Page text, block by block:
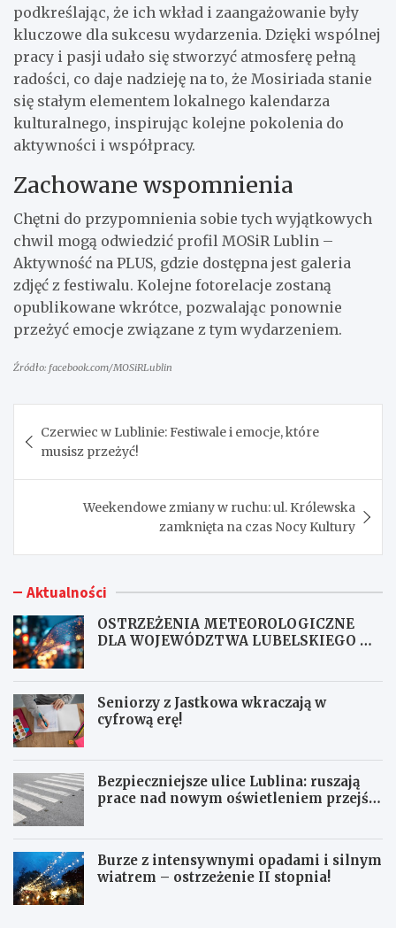
podkreślając, że ich wkład i zaangażowanie były
kluczowe dla sukcesu wydarzenia. Dzięki wspólnej
pracy i pasji udało się stworzyć atmosferę pełną
radości, co daje nadzieję na to, że Mosiriada stanie
się stałym elementem lokalnego kalendarza
kulturalnego, inspirując kolejne pokolenia do
aktywności i współpracy.
Zachowane wspomnienia
Chętni do przypomnienia sobie tych wyjątkowych
chwil mogą odwiedzić profil MOSiR Lublin –
Aktywność na PLUS, gdzie dostępna jest galeria
zdjęć z festiwalu. Kolejne fotorelacje zostaną
opublikowane wkrótce, pozwalając ponownie
przeżyć emocje związane z tym wydarzeniem.
Źródło: facebook.com/MOSiRLublin
wpisu
Czerwiec w Lublinie: Festiwale i emocje, które
musisz przeżyć!
Weekendowe zmiany w ruchu: ul. Królewska
zamknięta na czas Nocy Kultury
Aktualności
OSTRZEŻENIA METEOROLOGICZNE
DLA WOJEWÓDZTWA LUBELSKIEGO NR
Seniorzy z Jastkowa wkraczają w
cyfrową erę!
Bezpieczniejsze ulice Lublina: ruszają
prace nad nowym oświetleniem przejść
Burze z intensywnymi opadami i silnym
wiatrem – ostrzeżenie II stopnia!
O
S